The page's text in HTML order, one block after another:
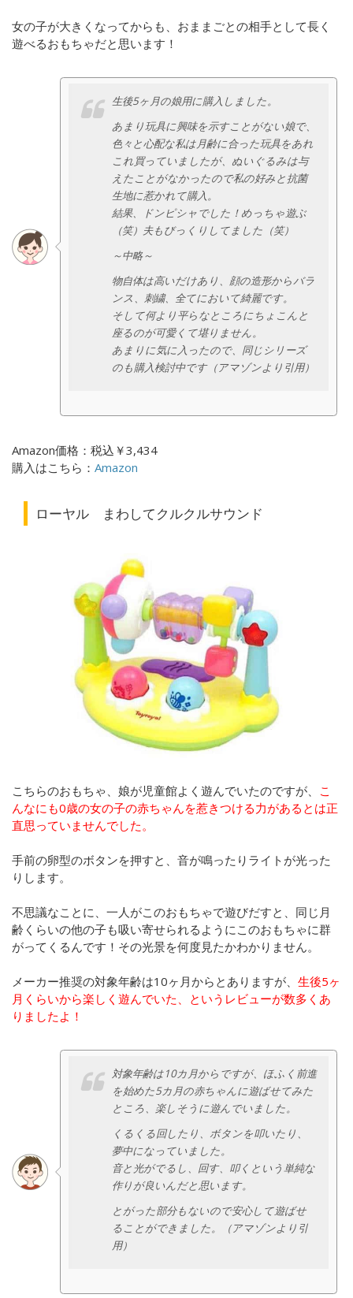
女の子が大きくなってからも、おままごとの相手として長く
遊べるおもちゃだと思います！
生後5ヶ月の娘用に購入しました。
あまり玩具に興味を示すことがない娘で、
色々と心配な私は月齢に合った玩具をあれ
これ買っていましたが、ぬいぐるみは与
えたことがなかったので私の好みと抗菌
生地に惹かれて購入。
結果、ドンピシャでした！めっちゃ遊ぶ
（笑）夫もびっくりしてました（笑）
～中略～
物自体は高いだけあり、顔の造形からバラ
ンス、刺繍、全てにおいて綺麗です。
そして何より平らなところにちょこんと
座るのが可愛くて堪りません。
あまりに気に入ったので、同じシリーズ
のも購入検討中です（アマゾンより引用）
Amazon価格：税込￥3,434
購入はこちら： Amazon
ローヤル まわしてクルクルサウンド
こちらのおもちゃ、娘が児童館よく遊んでいたのですが、 こ
んなにも0歳の女の子の赤ちゃんを惹きつける力があるとは正
直思っていませんでした。
手前の卵型のボタンを押すと、音が鳴ったりライトが光った
りします。
不思議なことに、一人がこのおもちゃで遊びだすと、同じ月
齢くらいの他の子も吸い寄せられるようにこのおもちゃに群
がってくるんです！その光景を何度見たかわかりません。
メーカー推奨の対象年齢は10ヶ月からとありますが、 生後5ヶ
月くらいから楽しく遊んでいた、というレビューが数多くあ
りましたよ！
対象年齢は10カ月からですが、ほふく前進
を始めた5カ月の赤ちゃんに遊ばせてみた
ところ、楽しそうに遊んでいました。
くるくる回したり、ボタンを叩いたり、
夢中になっていました。
音と光がでるし、回す、叩くという単純な
作りが良いんだと思います。
とがった部分もないので安心して遊ばせ
ることができました。（アマゾンより引
用）